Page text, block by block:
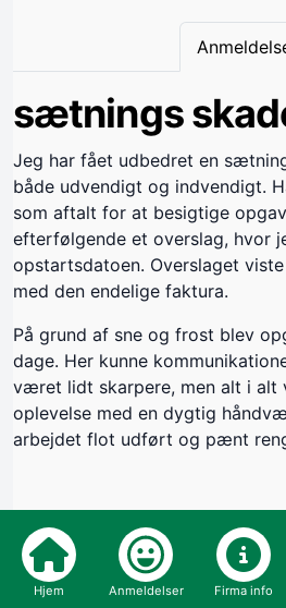
sætnings
Jeg har fået udbedret en
både udvendigt og indvendigt.
som aftalt for at besigtige
efterfølgende et overslag, hvor
opstartsdatoen. Overslaget
med den endelige faktura.
På grund af sne og frost blev
dage. Her kunne
været lidt skarpere, men alt i alt
oplevelse med en dygtig
arbejdet flot udført og pænt
Byggeår:
2026
Opgave:
Hjem Anmeldelser Firma info